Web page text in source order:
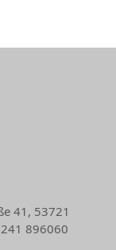
41 , 53721
896060